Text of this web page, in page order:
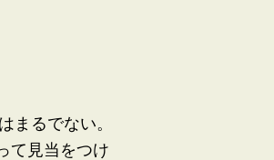
まるでない。
て見当をつけ